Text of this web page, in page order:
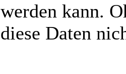
werden kann.
diese Daten